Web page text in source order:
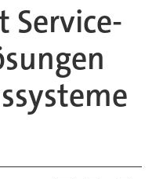
Service-